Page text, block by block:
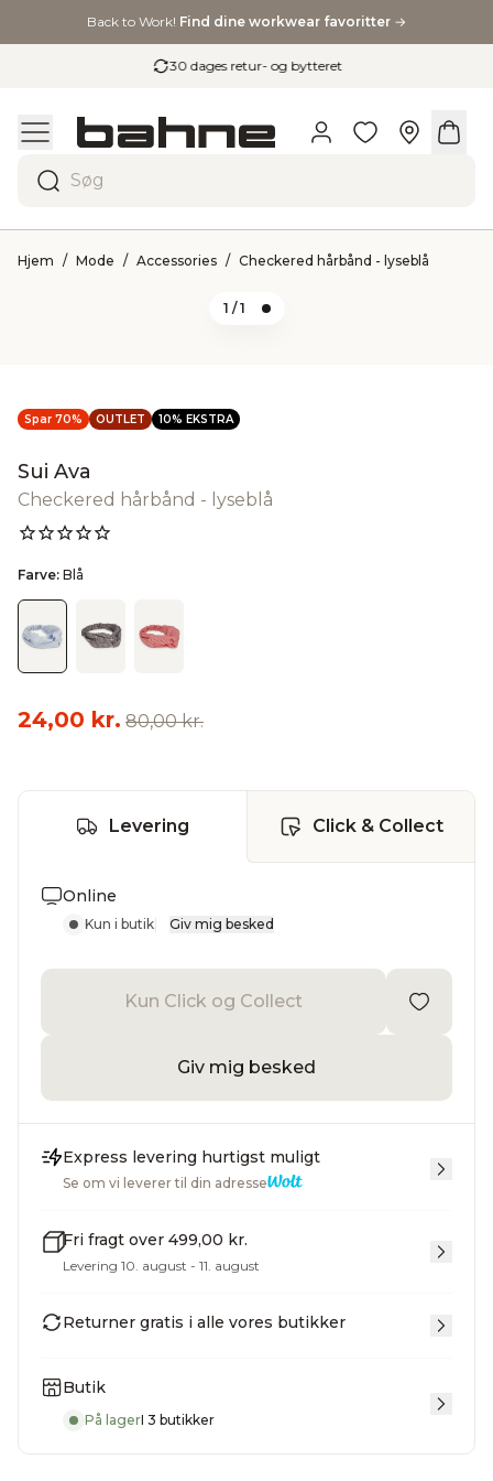
Back to Work! Find dine workwear favoritter →
30 dages retur- og bytteret
Søg
Hjem Mode Accessories Checkered hårbånd - lyseblå
1 / 1
Spar 70% OUTLET 10% EKSTRA
Sui Ava
Checkered hårbånd - lyseblå
Farve: Blå
24,00 kr. 80,00 kr.
Levering Click & Collect
Online
Kun i butik| Giv mig besked
Kun Click og Collect
Giv mig besked
Express levering hurtigst muligt
Se om vi leverer til din adresse
Fri fragt over 499,00 kr.
Levering 10. august - 11. august
Returner gratis i alle vores butikker
Butik
På lagerI 3 butikker